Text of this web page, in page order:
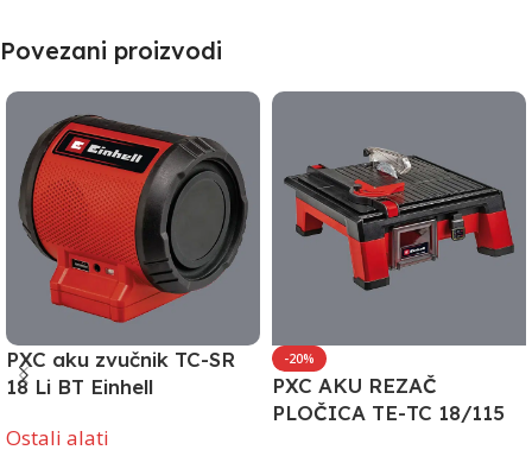
Povezani proizvodi
PXC aku zvučnik TC-SR
18 Li BT Einhell
Ostali alati
-20%
PXC AKU REZAČ
PLOČICA TE-TC 18/115